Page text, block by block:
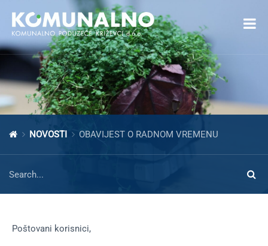
Open toolbar
NOVOSTI OBAVIJEST O RADNOM VREMENU
Poštovani korisnici,